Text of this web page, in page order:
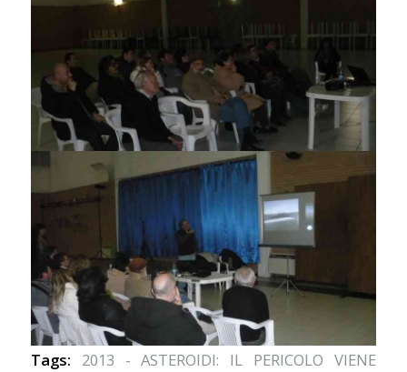
Tags:
2013 - ASTEROIDI: IL PERICOLO VIENE